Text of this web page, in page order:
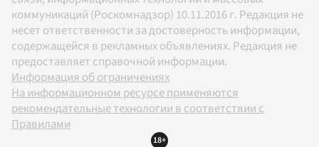
коммуникаций (Роскомнадзор) 10.11.2016 г. Редакция не
несет ответственности за достоверность информации,
содержащейся в рекламных объявлениях. Редакция не
предоставляет справочной информации.
Информация об ограничениях
На информационном ресурсе применяются
рекомендательные технологии в соответствии с
Правилами
18+